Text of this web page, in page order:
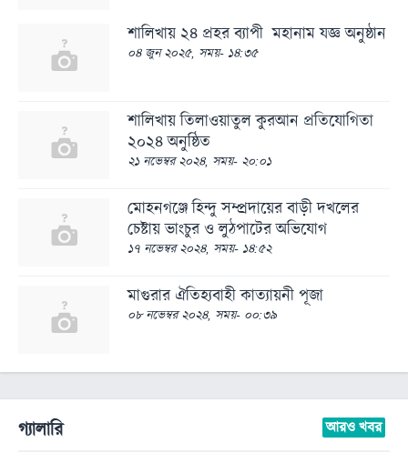
শালিখায় ২৪ প্রহর ব্যাপী মহানাম যজ্ঞ অনুষ্ঠান
০৪ জুন ২০২৫, সময়- ১৪:৩৫
শালিখায় তিলাওয়াতুল কুরআন প্রতিযোগিতা
২০২৪ অনুষ্ঠিত
২১ নভেম্বর ২০২৪, সময়- ২০:০১
মোহনগঞ্জে হিন্দু সম্প্রদায়ের বাড়ী দখলের
চেষ্টায় ভাংচুর ও লুঠপাটের অভিযোগ
১৭ নভেম্বর ২০২৪, সময়- ১৪:৫২
মাগুরার ঐতিহ্যবাহী কাত্যায়নী পূজা
০৮ নভেম্বর ২০২৪, সময়- ০০:৩৯
গ্যালারি আরও খবর